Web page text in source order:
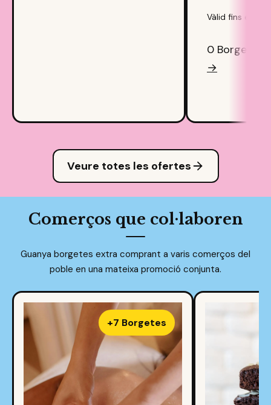
Vàlid fins el
0 Borgetes
→
Veure totes les ofertes
Comerços que col·laboren
Guanya borgetes extra comprant a varis comerços del
poble en una mateixa promoció conjunta.
+7 Borgetes